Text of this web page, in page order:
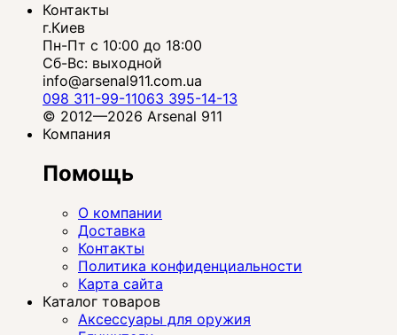
Контакты
г.Киев
Пн-Пт с 10:00 до 18:00
Сб-Вс: выходной
info@arsenal911.com.ua
098 311-99-11063 395-14-13
© 2012—2026 Arsenal 911
Компания
Помощь
О компании
Доставка
Контакты
Политика конфиденциальности
Карта сайта
Каталог товаров
Аксессуары для оружия